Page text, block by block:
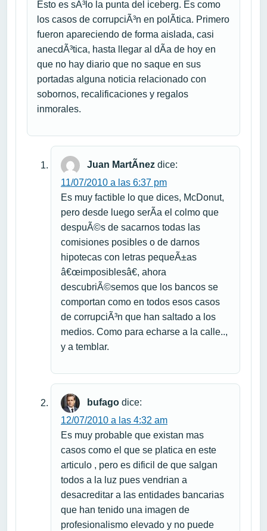
Esto es sÃ³lo la punta del iceberg. Es como
los casos de corrupciÃ³n en polÃ­tica. Primero
fueron apareciendo de forma aislada, casi
anecdÃ³tica, hasta llegar al dÃ­a de hoy en
que no hay diario que no saque en sus
portadas alguna noticia relacionado con
sobornos, recalificaciones y regalos
inmorales.
Juan MartÃ­nez dice:
11/07/2010 a las 6:37 pm
Es muy factible lo que dices, McDonut,
pero desde luego serÃ­a el colmo que
despuÃ©s de sacarnos todas las
comisiones posibles o de darnos
hipotecas con letras pequeÃ±as
â€œimposiblesâ€, ahora
descubriÃ©semos que los bancos se
comportan como en todos esos casos
de corrupciÃ³n que han saltado a los
medios. Como para echarse a la calle..,
y a temblar.
bufago dice:
12/07/2010 a las 4:32 am
Es muy probable que existan mas
casos como el que se platica en este
articulo , pero es dificil de que salgan
todos a la luz pues vendrian a
desacreditar a las entidades bancarias
que han tenido una imagen de
profesionalismo elevado y no puede